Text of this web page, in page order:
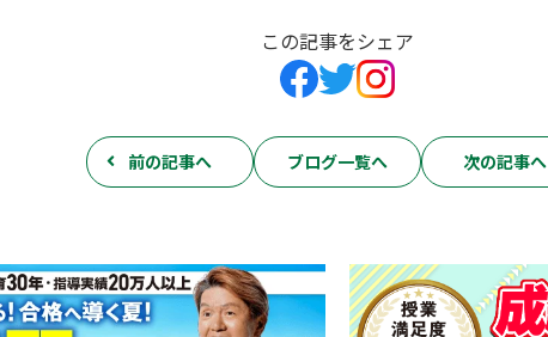
この記事をシェア
前の記事へ ブログ一覧へ 次の記事へ